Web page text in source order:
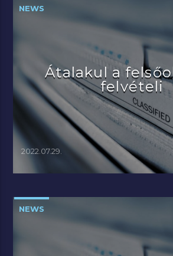
NEWS
Átalakul a
felvételi
2022.07.29.
NEWS